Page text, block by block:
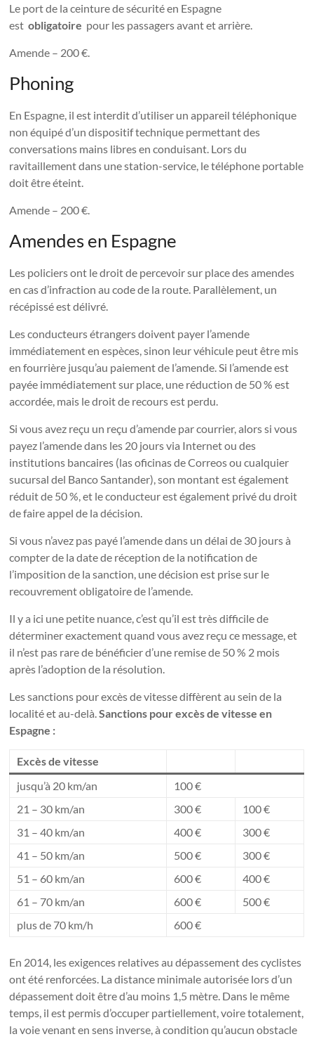
Le port de la ceinture de sécurité en Espagne
estobligatoire pour les passagers avant et arrière.
Amende – 200 €.
Phoning
En Espagne, il est interdit d’utiliser un appareil téléphonique
non équipé d’un dispositif technique permettant des
conversations mains libres en conduisant. Lors du
ravitaillement dans une station-service, le téléphone portable
doit être éteint.
Amende – 200 €.
Amendes en Espagne
Les policiers ont le droit de percevoir sur place des amendes
en cas d’infraction au code de la route. Parallèlement, un
récépissé est délivré.
Les conducteurs étrangers doivent payer l’amende
immédiatement en espèces, sinon leur véhicule peut être mis
en fourrière jusqu’au paiement de l’amende. Si l’amende est
payée immédiatement sur place, une réduction de 50 % est
accordée, mais le droit de recours est perdu.
Si vous avez reçu un reçu d’amende par courrier, alors si vous
payez l’amende dans les 20 jours via Internet ou des
institutions bancaires (las oficinas de Correos ou cualquier
sucursal del Banco Santander), son montant est également
réduit de 50 %, et le conducteur est également privé du droit
de faire appel de la décision.
Si vous n’avez pas payé l’amende dans un délai de 30 jours à
compter de la date de réception de la notification de
l’imposition de la sanction, une décision est prise sur le
recouvrement obligatoire de l’amende.
Il y a ici une petite nuance, c’est qu’il est très difficile de
déterminer exactement quand vous avez reçu ce message, et
il n’est pas rare de bénéficier d’une remise de 50 % 2 mois
après l’adoption de la résolution.
Les sanctions pour excès de vitesse diffèrent au sein de la
localité et au-delà.Sanctions pour excès de vitesse en
Espagne :
Excès de vitesse
jusqu’à 20 km/an
100 €
21 – 30 km/an
300 €
100 €
31 – 40 km/an
400 €
300 €
41 – 50 km/an
500 €
300 €
51 – 60 km/an
600 €
400 €
61 – 70 km/an
600 €
500 €
plus de 70 km/h
600 €
En 2014, les exigences relatives au dépassement des cyclistes
ont été renforcées. La distance minimale autorisée lors d’un
dépassement doit être d’au moins 1,5 mètre. Dans le même
temps, il est permis d’occuper partiellement, voire totalement,
la voie venant en sens inverse, à condition qu’aucun obstacle